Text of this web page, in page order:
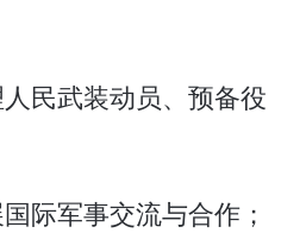
人民武装动员、预备役
际军事交流与合作；